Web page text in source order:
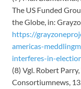
The US Funded
the Globe, in:
https://
americas-
interferes-in-
(8) Vgl. Robert
Consortiumnews,